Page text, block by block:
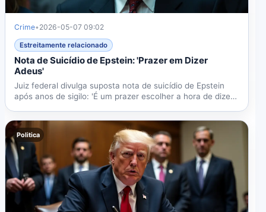
Crime• 2026-05-07 09:02
Estreitamente relacionado
Nota de Suicídio de Epstein: 'Prazer em Dizer
Adeus'
Juiz federal divulga suposta nota de suicídio de Epstein
após anos de sigilo: 'É um prazer escolher a hora de dizer
Politica